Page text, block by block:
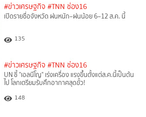
#ข่าวเศรษฐกิจ #TNN ช่อง16
เปิดรายชื่อจังหวัด ฝนหนัก–ฝนน้อย 6–12 ส.ค. นี้
135
#ข่าวเศรษฐกิจ #TNN ช่อง16
UN ชี้ "เอลนีโญ" เร่งเครื่อง แรงขึ้นตั้งแต่ส.ค.นี้เป็นต้น
ไป โลกเตรียมรับศึกอากาศสุดขั้ว!
148